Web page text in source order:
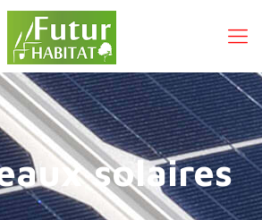
solaires